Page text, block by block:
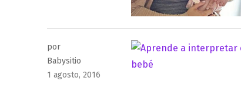
por
Babysitio
Publicado
1 agosto, 2016